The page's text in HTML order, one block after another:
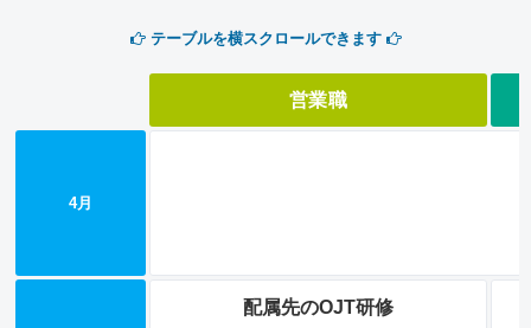
テーブルを横スクロールできます
営業職
4月
配属先のOJT研修